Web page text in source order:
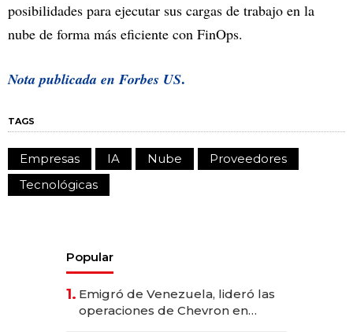
posibilidades para ejecutar sus cargas de trabajo en la
nube de forma más eficiente con FinOps.
Nota publicada en Forbes US.
TAGS
Empresas IA Nube
Proveedores
Tecnológicas
Popular
1. Emigró de Venezuela, lideró las
operaciones de Chevron en